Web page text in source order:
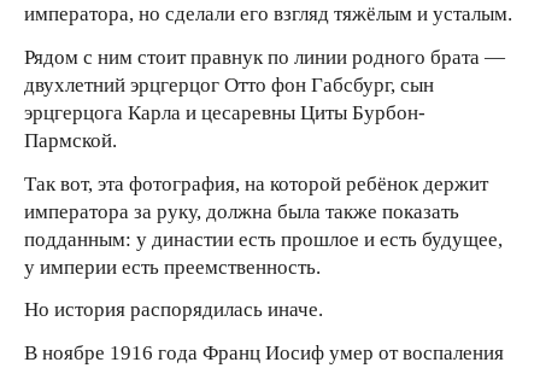
императора, но сделали его взгляд тяжёлым и усталым.
Рядом с ним стоит правнук по линии родного брата —
двухлетний эрцгерцог Отто фон Габсбург, сын
эрцгерцога Карла и цесаревны Циты Бурбон-
Пармской.
Так вот, эта фотография, на которой ребёнок держит
императора за руку, должна была также показать
подданным: у династии есть прошлое и есть будущее,
у империи есть преемственность.
Но история распорядилась иначе.
В ноябре 1916 года Франц Иосиф умер от воспаления